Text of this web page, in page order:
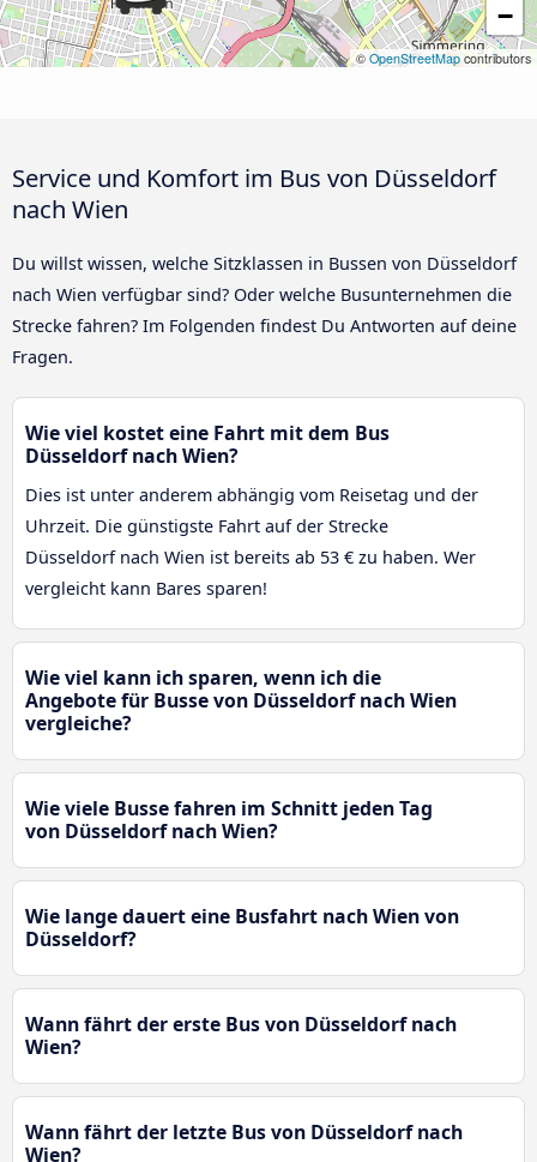
−
© OpenStreetMapcontributors
Service und Komfort im Bus von Düsseldorf
nach Wien
Du willst wissen, welche Sitzklassen in Bussen von Düsseldorf
nach Wien verfügbar sind? Oder welche Busunternehmen die
Strecke fahren? Im Folgenden findest Du Antworten auf deine
Fragen.
Wie viel kostet eine Fahrt mit dem Bus
Düsseldorf nach Wien?
Dies ist unter anderem abhängig vom Reisetag und der
Uhrzeit. Die günstigste Fahrt auf der Strecke
Düsseldorf nach Wien ist bereits ab 53 € zu haben. Wer
vergleicht kann Bares sparen!
Wie viel kann ich sparen, wenn ich die
Angebote für Busse von Düsseldorf nach Wien
vergleiche?
Wie viele Busse fahren im Schnitt jeden Tag
von Düsseldorf nach Wien?
Wie lange dauert eine Busfahrt nach Wien von
Düsseldorf?
Wann fährt der erste Bus von Düsseldorf nach
Wien?
Wann fährt der letzte Bus von Düsseldorf nach
Wien?